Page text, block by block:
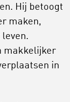
Hij betoogt
maken,
makkelijker
in